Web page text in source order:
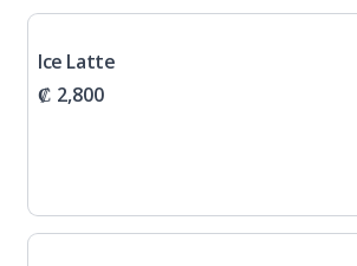
Ice Latte
₡ 2,800